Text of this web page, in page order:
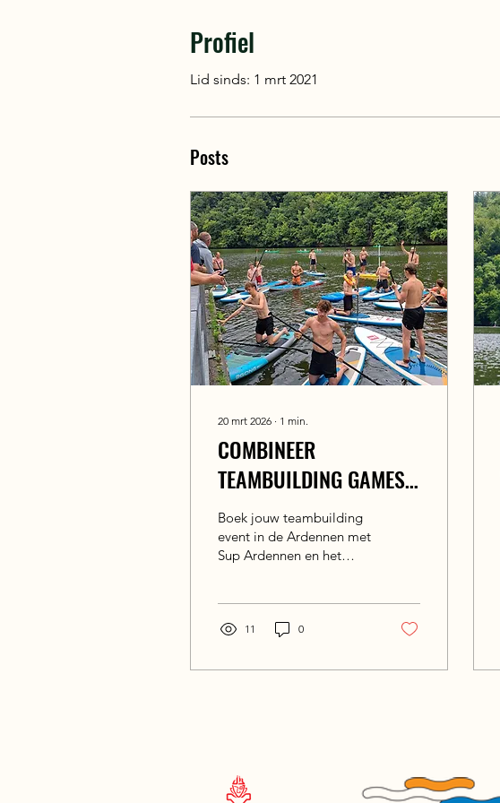
Profiel
Lid sinds: 1 mrt 2021
Posts
20 mrt 2026 ∙ 1 min.
COMBINEER
TEAMBUILDING GAMES
EN SUP - met het "RCA
Sportcentrum van
Tenneville"
Boek jouw teambuilding
event in de Ardennen met
Sup Ardennen en het
11 0